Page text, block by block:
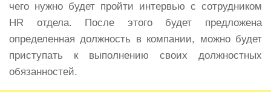
чего нужно будет пройти интервью с сотрудником
HR отдела. После этого будет предложена
определенная должность в компании, можно будет
приступать к выполнению своих должностных
обязанностей.